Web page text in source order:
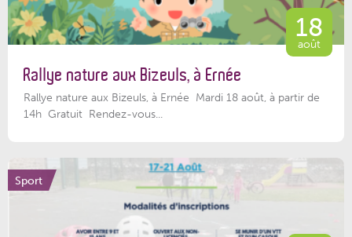
18
août
Rallye nature aux Bizeuls, à Ernée
Rallye nature aux Bizeuls, à Ernée Mardi 18 août, à partir de
14h Gratuit Rendez-vous...
Sport